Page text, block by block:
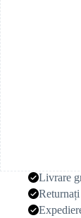
Livrare